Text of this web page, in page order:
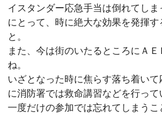
イスタンダー応急手当は倒れてし
にとって、時に絶大な効果を発揮す
と。
また、今は街のいたるところにＡ
ね。
いざとなった時に焦らす落ち着いて
に消防署では救命講習などを行って
一度だけの参加では忘れてしまう